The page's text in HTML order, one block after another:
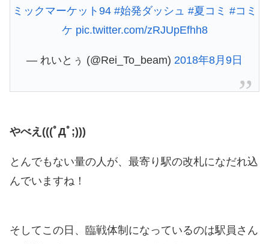
ミックマーケット94 #始発ダッシュ #夏コミ #コミ
ケ pic.twitter.com/zRJUpEfhh8
— れいとぅ (@Rei_To_beam) 2018年8月9日
やべえ(((ﾟДﾟ;)))
とんでもない量の人が、最寄り駅の改札になだれ込
んでいますね！
そしてこの日、臨戦体制になっているのは駅員さん